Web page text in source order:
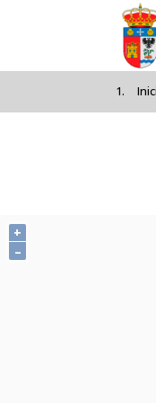
Pasar al
+
–